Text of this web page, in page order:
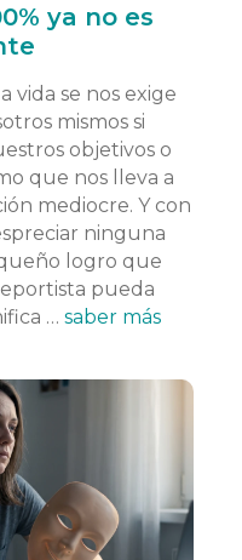
ya no es
vida se nos exige
mismos si
objetivos o
que nos lleva a
mediocre. Y con
ninguna
logro que
pueda
… saber más